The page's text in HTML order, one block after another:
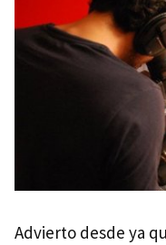
Advierto desde ya